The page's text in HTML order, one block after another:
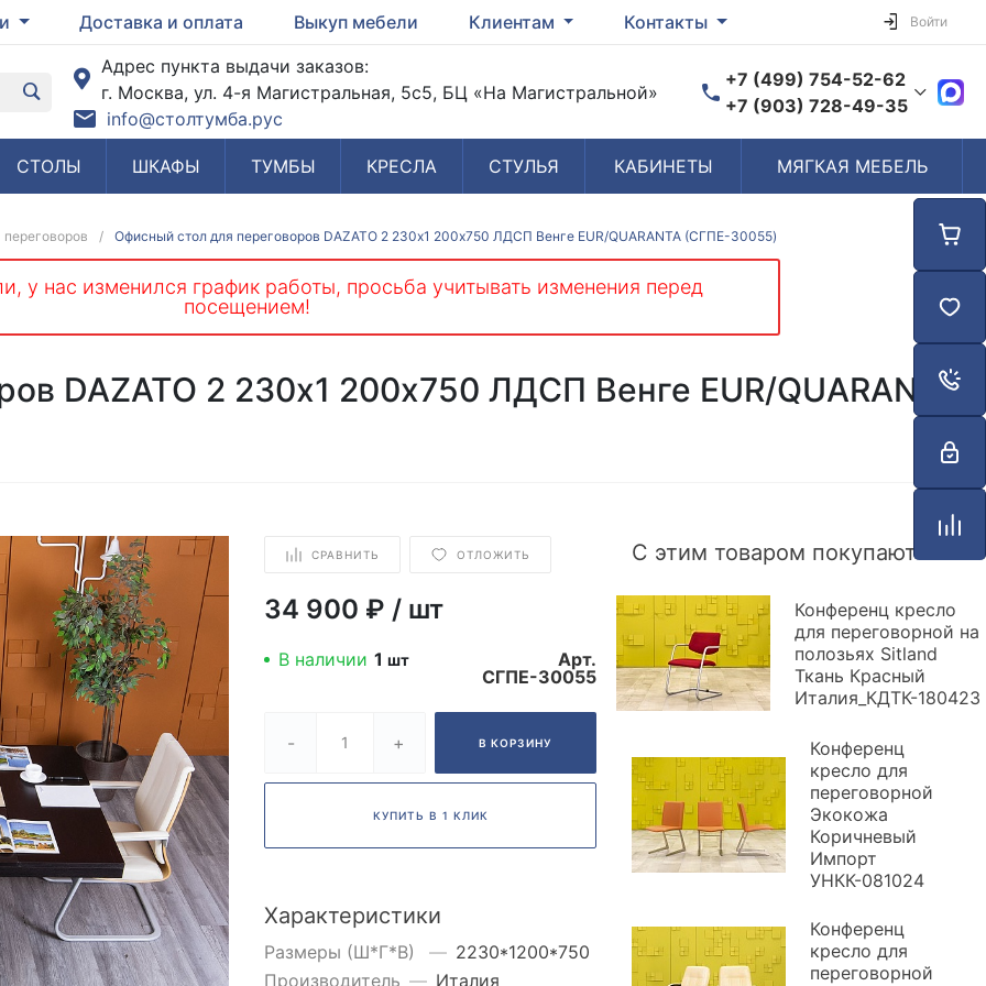
Доставка и оплата Выкуп мебели Клиентам Контакты Войти
Адрес пункта выдачи заказов:
г. Москва, ул. 4-я Магистральная, 5с5, БЦ «На Магистральной»
info@столтумба.рус
+7 (499) 754-52-62
+7 (903) 728-49-35
Время работы
Пн-Пт: 10:00-19:00
СТОЛЫ ШКАФЫ ТУМБЫ КРЕСЛА СТУЛЬЯ КАБИНЕТЫ МЯГКАЯ МЕБЕЛЬ
/ Офисный стол для переговоров DAZATO 2 230х1 200х750 ЛДСП Венге EUR/QUARANTA (СГПЕ-30055)
у нас изменился график работы, просьба учитывать изменения перед
посещением!
DAZATO 2 230х1 200х750 ЛДСП Венге EUR/QUARANTA
СРАВНИТЬ ОТЛОЖИТЬ
34 900 ₽ / шт
В наличии 1 шт
Арт.
СГПЕ-30055
- + В КОРЗИНУ
КУПИТЬ В 1 КЛИК
Характеристики
Размеры (Ш*Г*В) — 2230*1200*750
Производитель — Италия
С этим товаром покупают
Конференц кресло
для переговорной на
полозьях Sitland
Ткань Красный
Италия_КДТК-180423
Конференц
кресло для
переговорной
Экокожа
Коричневый
Импорт
УНКК-081024
Конференц
кресло для
переговорной